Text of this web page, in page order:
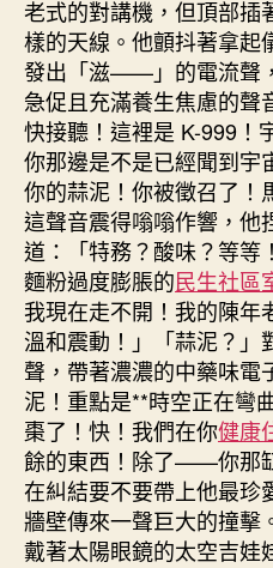
老式的對講機，但頂部插
樣的天線。他顫抖著拿起
發出「滋——」的電流聲
急促且充滿養生焦慮的聲
快接聽！這裡是 K-999！
你那邊是不是已經聞到宇
你的蒜泥！你被徵召了！
這聲音震得嗡嗡作響，他
道：「特務？酸味？等等
麵粉過度膨脹的民生社區
我現在走不開！我的陳年
溫和震動！」「蒜泥？」
聲，帶著濃濃的中藥味電
泥！重點是**時空正在彎
棗了！快！我們在你健康
餘的東西！除了——你那
在糾結要不要帶上他最珍
牆壁傳來一聲巨大的撞擊
戴著太陽眼鏡的太空吉娃